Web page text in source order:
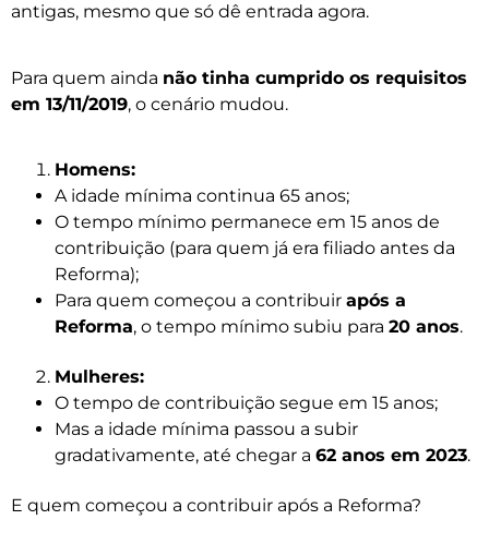
antigas, mesmo que só dê entrada agora.
Para quem ainda não tinha cumprido os requisitos
em 13/11/2019, o cenário mudou.
Homens:
A idade mínima continua 65 anos;
O tempo mínimo permanece em 15 anos de
contribuição (para quem já era filiado antes da
Reforma);
Para quem começou a contribuir após a
Reforma, o tempo mínimo subiu para 20 anos.
Mulheres:
O tempo de contribuição segue em 15 anos;
Mas a idade mínima passou a subir
gradativamente, até chegar a 62 anos em 2023.
E quem começou a contribuir após a Reforma?